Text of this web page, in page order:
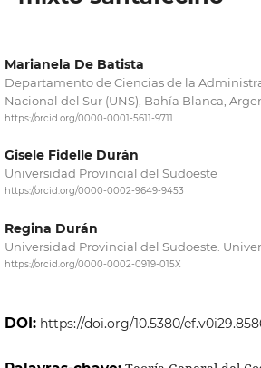
Marianela De Batista
Departamento de Ciencias de la
Nacional del Sur (UNS), Bahía Blanca,
https://orcid.org/0000-0001-5611-9711
Gisele Fidelle Durán
Universidad Provincial del Sudoeste
https://orcid.org/0000-0002-9649-9453
Regina Durán
Universidad Provincial del Sudoeste.
https://orcid.org/0000-0002-0919-015X
DOI: https://doi.org/10.5380/